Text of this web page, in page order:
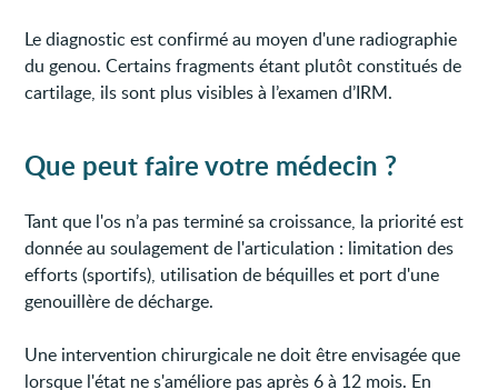
Le diagnostic est confirmé au moyen d'une radiographie
du genou. Certains fragments étant plutôt constitués de
cartilage, ils sont plus visibles à l’examen d’IRM.
Que peut faire votre médecin ?
Tant que l'os n’a pas terminé sa croissance, la priorité est
donnée au soulagement de l'articulation : limitation des
efforts (sportifs), utilisation de béquilles et port d'une
genouillère de décharge.
Une intervention chirurgicale ne doit être envisagée que
lorsque l'état ne s'améliore pas après 6 à 12 mois. En